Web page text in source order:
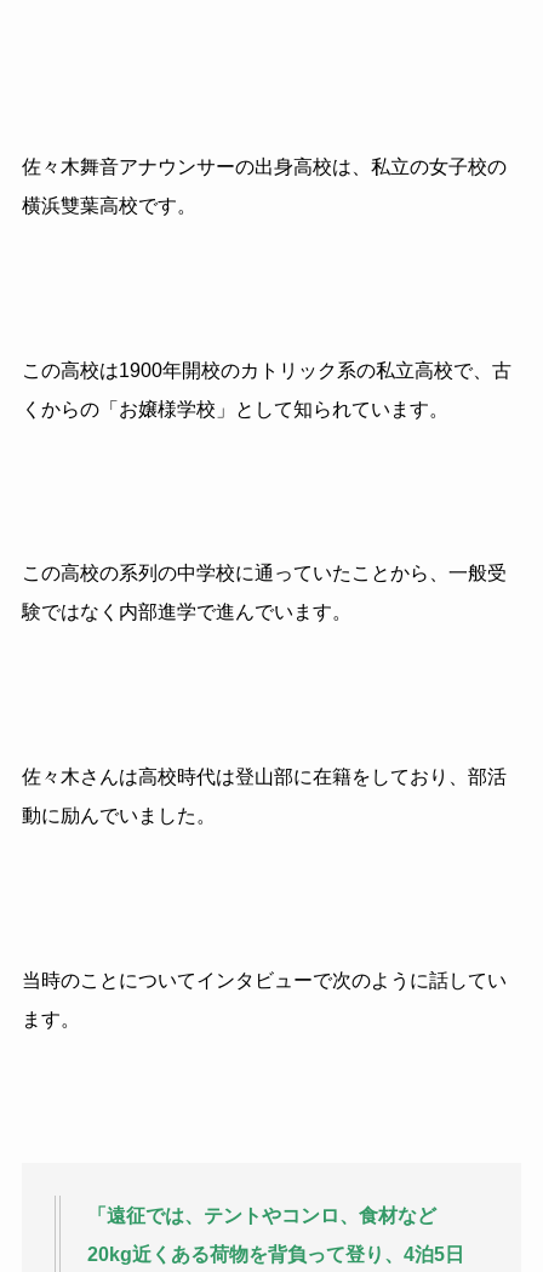
佐々木舞音アナウンサーの出身高校は、私立の女子校の
横浜雙葉高校です。
この高校は1900年開校のカトリック系の私立高校で、古
くからの「お嬢様学校」として知られています。
この高校の系列の中学校に通っていたことから、一般受
験ではなく内部進学で進んでいます。
佐々木さんは高校時代は登山部に在籍をしており、部活
動に励んでいました。
当時のことについてインタビューで次のように話してい
ます。
「遠征では、テントやコンロ、食材など
20kg近くある荷物を背負って登り、4泊5日